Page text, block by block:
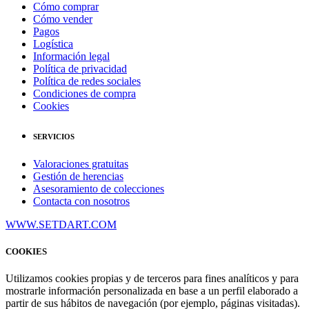
Cómo comprar
Cómo vender
Pagos
Logística
Información legal
Política de privacidad
Política de redes sociales
Condiciones de compra
Cookies
SERVICIOS
Valoraciones gratuitas
Gestión de herencias
Asesoramiento de colecciones
Contacta con nosotros
WWW.SETDART.COM
COOKIES
Utilizamos cookies propias y de terceros para fines analíticos y para
mostrarle información personalizada en base a un perfil elaborado a
partir de sus hábitos de navegación (por ejemplo, páginas visitadas).